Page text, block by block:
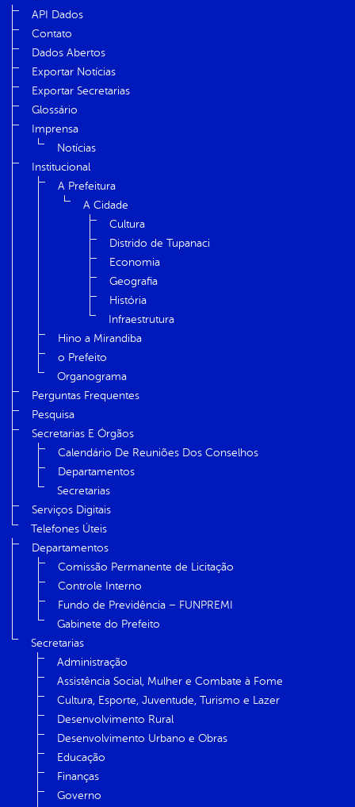
API Dados
Contato
Dados Abertos
Exportar Notícias
Exportar Secretarias
Glossário
Imprensa
Notícias
Institucional
A Prefeitura
A Cidade
Cultura
Distrido de Tupanaci
Economia
Geografia
História
Infraestrutura
Hino a Mirandiba
o Prefeito
Organograma
Perguntas Frequentes
Pesquisa
Secretarias E Órgãos
Calendário De Reuniões Dos Conselhos
Departamentos
Secretarias
Serviços Digitais
Telefones Úteis
Departamentos
Comissão Permanente de Licitação
Controle Interno
Fundo de Previdência – FUNPREMI
Gabinete do Prefeito
Secretarias
Administração
Assistência Social, Mulher e Combate à Fome
Cultura, Esporte, Juventude, Turismo e Lazer
Desenvolvimento Rural
Desenvolvimento Urbano e Obras
Educação
Finanças
Governo